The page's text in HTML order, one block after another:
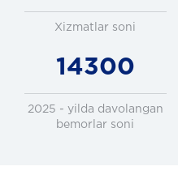
Xizmatlar soni
14300
2025 - yilda davolangan
bemorlar soni